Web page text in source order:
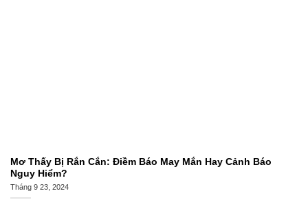
Mơ Thấy Bị Rắn Cắn: Điềm Báo May Mắn Hay Cảnh Báo
Nguy Hiểm?
Tháng 9 23, 2024